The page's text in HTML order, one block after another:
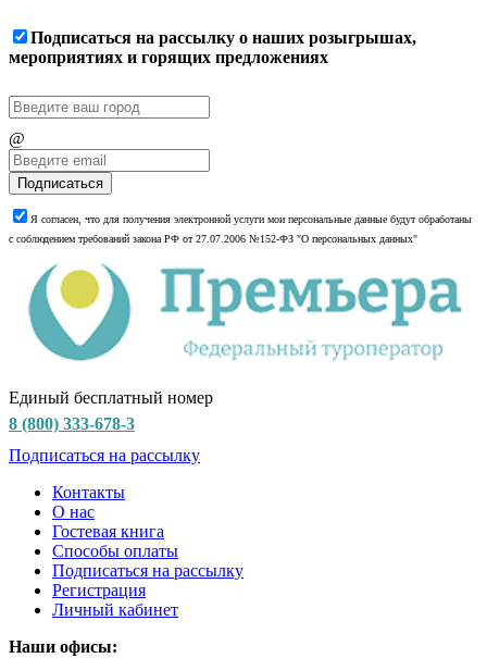
Подписаться на рассылку о наших розыгрышах,
мероприятиях и горящих предложениях
@
Подписаться
Я согласен, что для получения электронной услуги мои персональные данные будут обработаны
с соблюдением требований закона РФ от 27.07.2006 №152-ФЗ "О персональных данных"
Единый бесплатный номер
8 (800) 333-678-3
Подписаться на рассылку
Контакты
О нас
Гостевая книга
Способы оплаты
Подписаться на рассылку
Регистрация
Личный кабинет
Наши офисы: